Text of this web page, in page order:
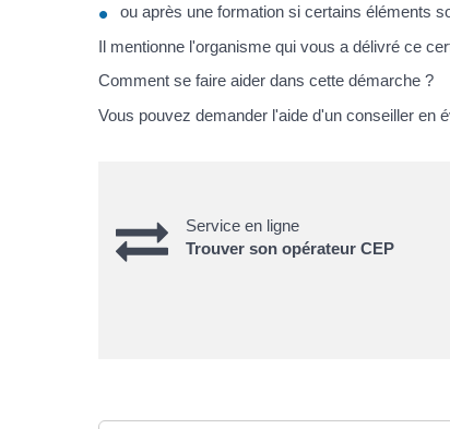
ou après une formation si certains éléments
Il mentionne l'organisme qui vous a délivré ce
Comment se faire aider dans cette démarche ?
Vous pouvez demander l'aide d'un conseiller en
Service en ligne
Trouver son opérateur CEP